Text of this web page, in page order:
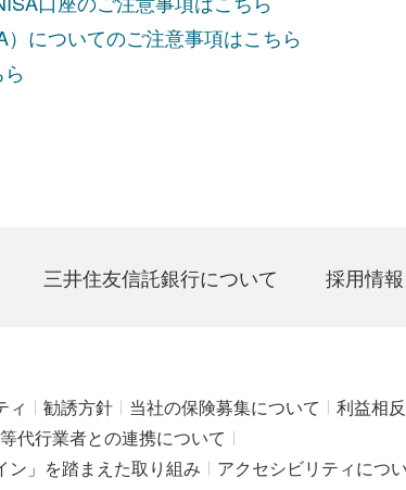
についてのご注意事項はこちら
三井住友信託銀行について 採用情報
ィ 勧誘方針 当社の保険募集について
利益相
代行業者との連携について
ン」を踏まえた取り組み
アクセシビリティにつ